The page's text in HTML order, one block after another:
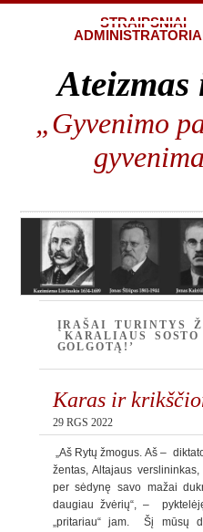
STRAIPSNIAI
ADMINISTRATORIAI
„Gyvenimo
ĮRAŠAI TURINTYS
KARALIAUS
GOLGOTĄ!’
Karas ir
29 RGS 2022
„Aš Rytų žmogus. Aš –
žentas, Altajaus
per sėdynę savo mažai
daugiau žvėrių“, –
„pritariau“ jam. Šį mūsų